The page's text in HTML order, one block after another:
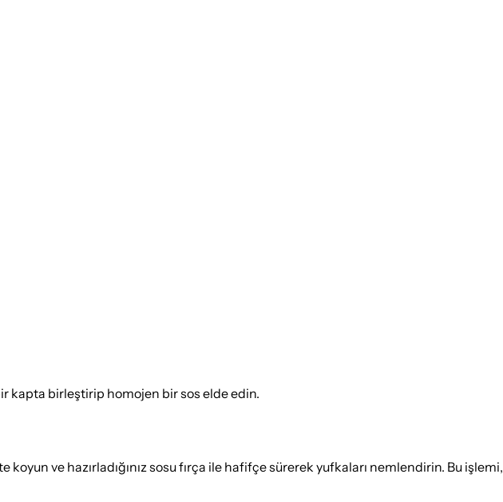
kapta birleştirip homojen bir sos elde edin.
koyun ve hazırladığınız sosu fırça ile hafifçe sürerek yufkaları nemlendirin. Bu